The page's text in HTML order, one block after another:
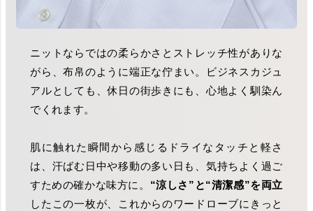
ニットならではの柔らかさとストレッチ性がありな
がら、布帛のように端正な佇まい。ビジネスカジュ
アルとしても、休日の街歩きにも、心地よく馴染ん
でくれます。
肌に触れた瞬間から感じるドライなタッチと軽さ
は、汗ばむ日中や移動の多い日も、気持ちよく過ご
すための確かな味方に。 “涼しさ”と“清潔感”を両立
したこの一枚が、これからのワードローブにきっと